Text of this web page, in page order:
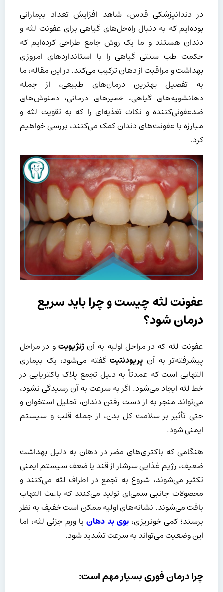
در دندانپزشکی قدس، شاهد افزایش تعداد بیمارانی
بوده‌ایم که به دنبال راه‌حل‌های گیاهی برای عفونت لثه و
دندان هستند و ما یک روش جامع طراحی کرده‌ایم که
حکمت طب سنتی گیاهی را با استانداردهای امروزی
بهداشت و مراقبت از دهان ترکیب می‌کند. در این مقاله، ما
به تفصیل بهترین درمان‌های طبیعی، از جمله
دهانشویه‌های گیاهی، خمیرهای درمانی، دمنوش‌های
ضدعفونی‌کننده و نکات تغذیه‌ای را که به تقویت لثه و
مبارزه با عفونت‌های دندان کمک می‌کنند، بررسی خواهیم
کرد.
عفونت لثه چیست و چرا باید سریع
درمان شود؟
عفونت لثه که در مراحل اولیه به آنژنژیویتو در مراحل
پیشرفته‌تر به آن پریودنتیتگفته می‌شود، یک بیماری
التهابی است که عمدتاً به دلیل تجمع پلاک باکتریایی در
خط لثه ایجاد می‌شود. اگر به سرعت به آن رسیدگی نشود،
می‌تواند منجر به از دست رفتن دندان، تحلیل استخوان و
حتی تأثیر بر سلامت کل بدن، از جمله قلب و سیستم
ایمنی شود.
هنگامی که باکتری‌های مضر در دهان به دلیل بهداشت
ضعیف، رژیم غذایی سرشار از قند یا ضعف سیستم ایمنی
تکثیر می‌شوند، شروع به تجمع در اطراف لثه می‌کنند و
محصولات جانبی سمی‌ای تولید می‌کنند که باعث التهاب
بافت می‌شوند. نشانه‌های اولیه ممکن است خفیف به نظر
برسند؛ کمی خونریزی، بوی بد دهان یا ورم جزئی لثه، اما
این وضعیت می‌تواند به سرعت تشدید شود.
چرا درمان فوری بسیار مهم است: